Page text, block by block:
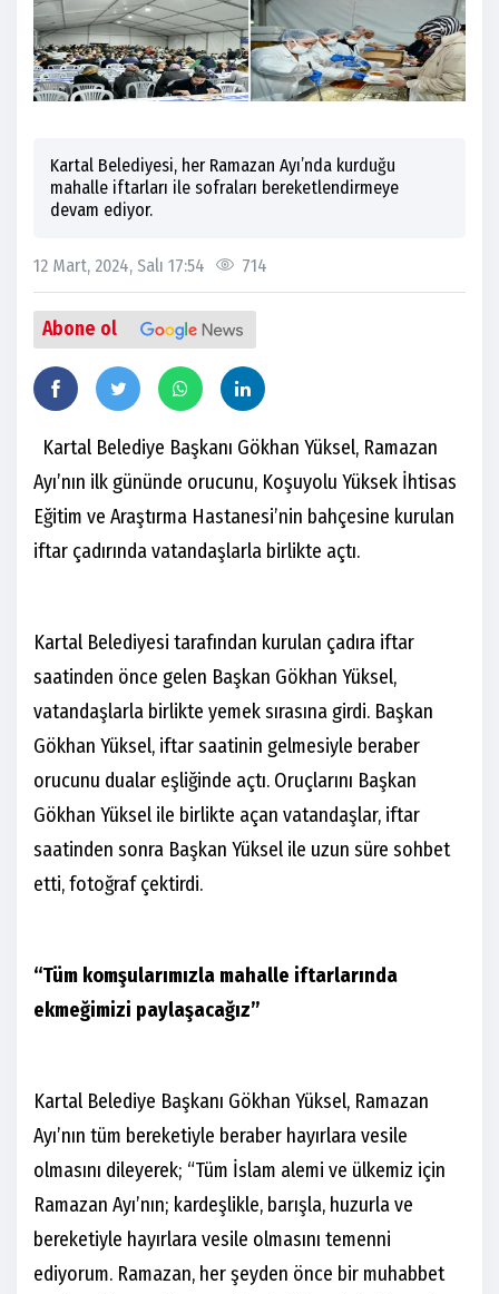
Kartal Belediyesi, her Ramazan Ayı’nda kurduğu
mahalle iftarları ile sofraları bereketlendirmeye
devam ediyor.
12 Mart, 2024, Salı 17:54 714
Abone ol
Kartal Belediye Başkanı Gökhan Yüksel, Ramazan
Ayı’nın ilk gününde orucunu, Koşuyolu Yüksek İhtisas
Eğitim ve Araştırma Hastanesi’nin bahçesine kurulan
iftar çadırında vatandaşlarla birlikte açtı.
Kartal Belediyesi tarafından kurulan çadıra iftar
saatinden önce gelen Başkan Gökhan Yüksel,
vatandaşlarla birlikte yemek sırasına girdi. Başkan
Gökhan Yüksel, iftar saatinin gelmesiyle beraber
orucunu dualar eşliğinde açtı. Oruçlarını Başkan
Gökhan Yüksel ile birlikte açan vatandaşlar, iftar
saatinden sonra Başkan Yüksel ile uzun süre sohbet
etti, fotoğraf çektirdi.
“Tüm komşularımızla mahalle iftarlarında
ekmeğimizi paylaşacağız”
Kartal Belediye Başkanı Gökhan Yüksel, Ramazan
Ayı’nın tüm bereketiyle beraber hayırlara vesile
olmasını dileyerek; “Tüm İslam alemi ve ülkemiz için
Ramazan Ayı’nın; kardeşlikle, barışla, huzurla ve
bereketiyle hayırlara vesile olmasını temenni
ediyorum. Ramazan, her şeyden önce bir muhabbet